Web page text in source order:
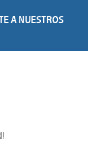
A NUESTROS